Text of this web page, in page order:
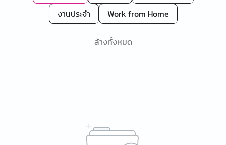
งานประจำ
Work from Home
ล้างทั้งหมด